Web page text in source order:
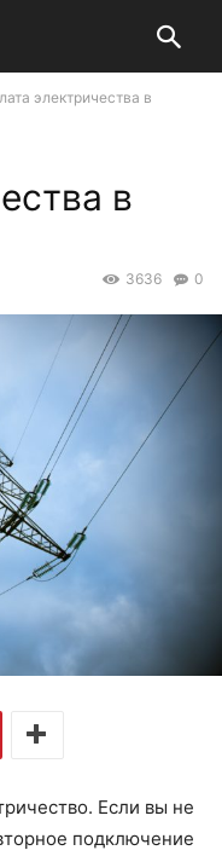
электричества в
в
0
3636
Если вы не
подключение